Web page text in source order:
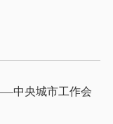
中央城市工作会